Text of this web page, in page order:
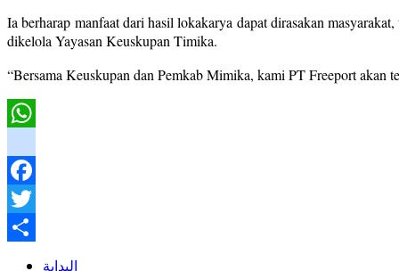
Ia berharap manfaat dari hasil lokakarya dapat dirasakan
dikelola Yayasan Keuskupan Timika.
“Bersama Keuskupan dan Pemkab Mimika, kami PT Freeport akan
instagram
Facebook
Twitter
البداية